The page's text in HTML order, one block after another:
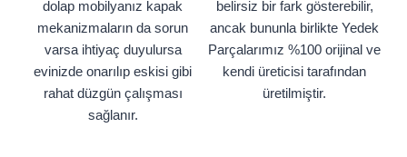
dolap mobilyanız kapak
mekanizmaların da sorun
varsa ihtiyaç duyulursa
evinizde onarılıp eskisi gibi
rahat düzgün çalışması
sağlanır.
belirsiz bir fark gösterebilir,
ancak bununla birlikte Yedek
Parçalarımız %100 orijinal ve
kendi üreticisi tarafından
üretilmiştir.